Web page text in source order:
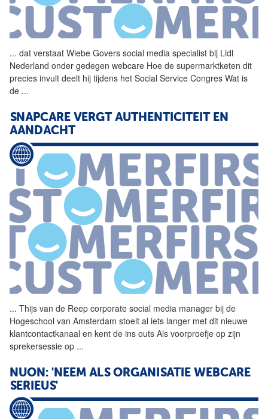
... dat verstaat Wiebe Govers social media specialist bij Lidl
Nederland onder gedegen webcare Hoe de supermarktketen dit
precies invult deelt hij tijdens het Social Service Congres Wat is
de ...
SNAPCARE VERGT AUTHENTICITEIT EN
AANDACHT
... Thijs van de Reep corporate social media manager bij de
Hogeschool van Amsterdam stoeit al iets langer met dit nieuwe
klantcontactkanaal en kent de ins outs Als voorproefje op zijn
sprekersessie op ...
NUON: 'NEEM ALS ORGANISATIE WEBCARE
SERIEUS'